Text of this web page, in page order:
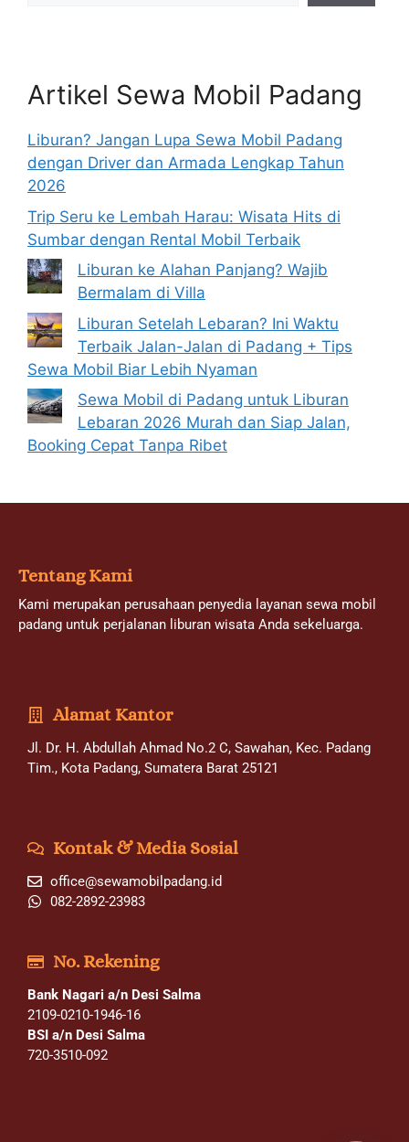
Artikel Sewa Mobil Padang
Liburan? Jangan Lupa Sewa Mobil Padang
dengan Driver dan Armada Lengkap Tahun
2026
Trip Seru ke Lembah Harau: Wisata Hits di
Sumbar dengan Rental Mobil Terbaik
Liburan ke Alahan Panjang? Wajib
Bermalam di Villa
Liburan Setelah Lebaran? Ini Waktu
Terbaik Jalan-Jalan di Padang + Tips
Sewa Mobil Biar Lebih Nyaman
Sewa Mobil di Padang untuk Liburan
Lebaran 2026 Murah dan Siap Jalan,
Booking Cepat Tanpa Ribet
Tentang Kami
Kami merupakan perusahaan penyedia layanan sewa mobil
padang untuk perjalanan liburan wisata Anda sekeluarga.
Alamat Kantor
Jl. Dr. H. Abdullah Ahmad No.2 C, Sawahan, Kec. Padang
Tim., Kota Padang, Sumatera Barat 25121
Kontak & Media Sosial
office@sewamobilpadang.id
082-2892-23983
No. Rekening
Bank Nagari a/n Desi Salma
2109-0210-1946-16
BSI a/n Desi Salma
720-3510-092